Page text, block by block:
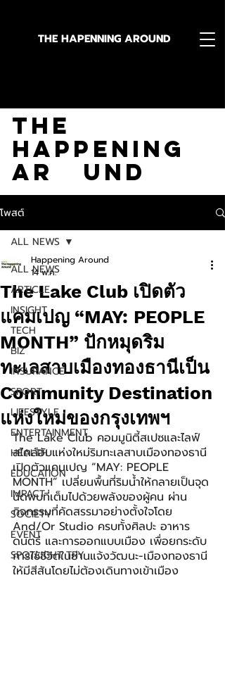
THE HAPENNING AROUND
The
Happening
Ar und
โพสต์
ALL NEWS
ARTICLE
INSIGHT
TECH
BIZ
INSURANCE
SPORT
LIFESTYLE
ENTERTAINMENT
HEALTH
EDUCATION
IMPACT
SOCIETY
EVENT
SPOTLIGHT TRY
ALL NEWS
The Lake Club เปิดตัว
แคมเปญ “MAY: PEOPLE
MONTH” ปักหมุดริม
ทะเลสาบเมืองทองธานีเป็น
Community Destination
แห่งใหม่ของกรุงเทพฯ
Happening Around
14 พ.ค.
The Lake Club คอมมูนิตี้สเปซและไลฟ์
สไตล์ฮับแห่งใหม่ริมทะเลสาบเมืองทองธานี
เปิดตัวแคมเปญ “MAY: PEOPLE
MONTH” เปลี่ยนพื้นที่ริมน้ำให้กลายเป็นจุด
นัดพบที่เต็มไปด้วยพลังของผู้คน ผ่าน
กิจกรรมที่คัดสรรมาอย่างตั้งใจโดย
And/Or Studio ครบทั้งศิลปะ อาหาร
ดนตรี และการออกแบบเมือง เพื่อยกระดับ
การใช้ชีวิตในย่านแจ้งวัฒนะ-เมืองทองธานี
ให้มีสีสันโดยไม่ต้องเดินทางเข้าเมือง